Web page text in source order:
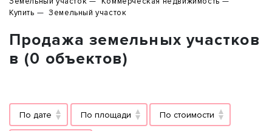
Купить
Земельный участок
Продажа земельных участков
в (0 объектов)
По дате По площади По стоимости